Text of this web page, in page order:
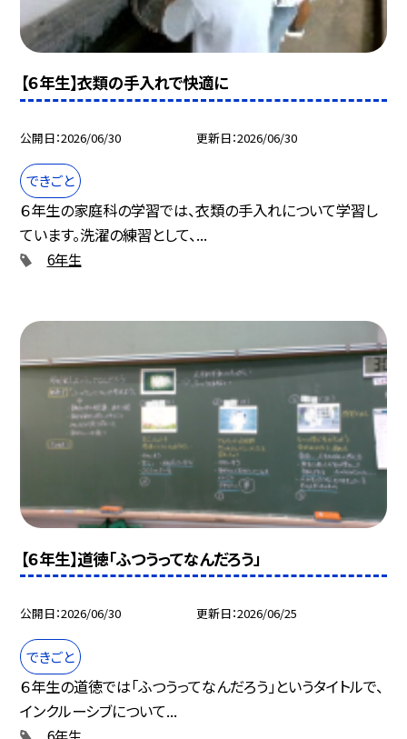
【６年生】衣類の手入れで快適に
公開日 2026/06/30 更新日 2026/06/30
できごと
６年生の家庭科の学習では、衣類の手入れについて学習し
ています。洗濯の練習として、...
6年生
【６年生】道徳「ふつうってなんだろう」
公開日 2026/06/30 更新日 2026/06/25
できごと
６年生の道徳では「ふつうってなんだろう」というタイトルで、
インクルーシブについて...